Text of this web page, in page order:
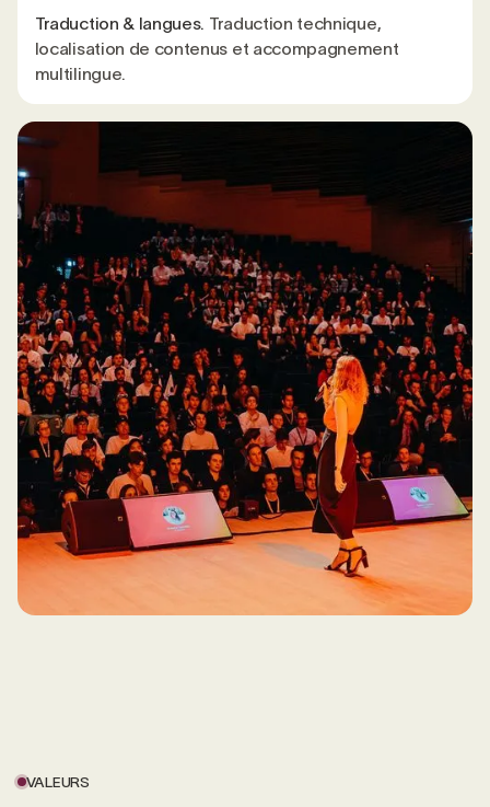
Traduction & langues. Traduction technique,
localisation de contenus et accompagnement
multilingue.
VALEURS